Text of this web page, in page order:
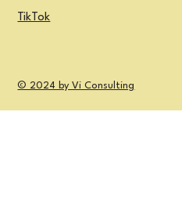
TikTok
© 2024 by Vi Consulting